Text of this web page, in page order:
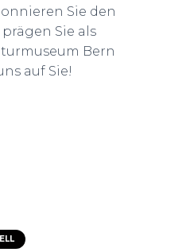
Sie den
Sie als
Bern
auf Sie!